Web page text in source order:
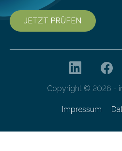
JETZT PRÜFEN
Copyright © 2026 -
Impressum